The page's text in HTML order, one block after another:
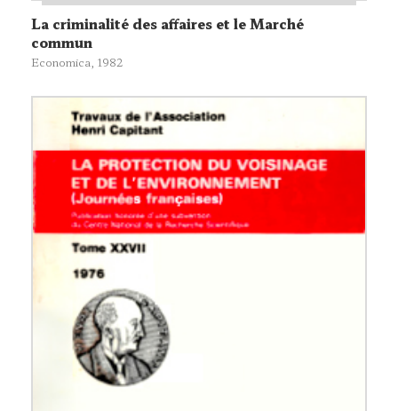
La criminalité des affaires et le Marché
commun
Economica , 1982